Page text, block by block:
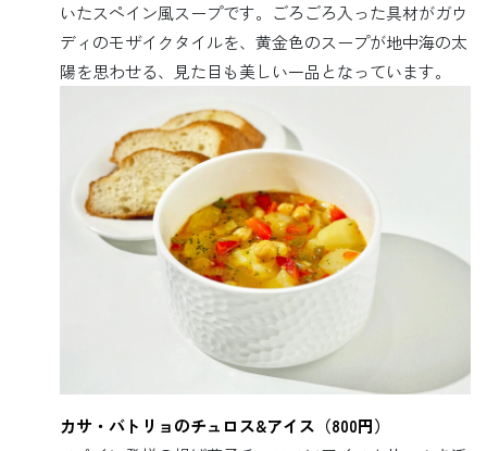
いたスペイン風スープです。ごろごろ入った具材がガウ
ディのモザイクタイルを、黄金色のスープが地中海の太
陽を思わせる、見た目も美しい一品となっています。
カサ・バトリョのチュロス&アイス（800円）